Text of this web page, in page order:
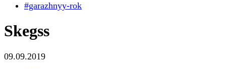
#garazhnyy-rok
Skegss
09.09.2019